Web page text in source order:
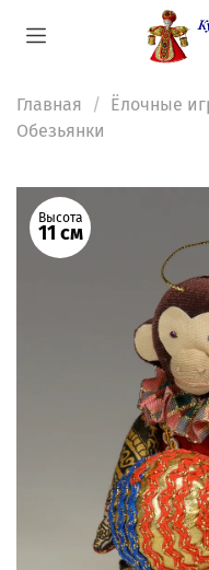
Главная Ёлочные
Обезьянки
Высота
11 см